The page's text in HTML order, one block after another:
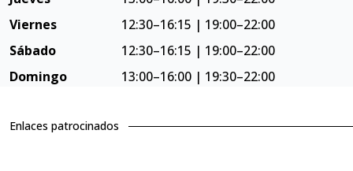
Viernes
12:30–16:15 | 19:00–22:00
Sábado
12:30–16:15 | 19:00–22:00
Domingo
13:00–16:00 | 19:30–22:00
Enlaces patrocinados